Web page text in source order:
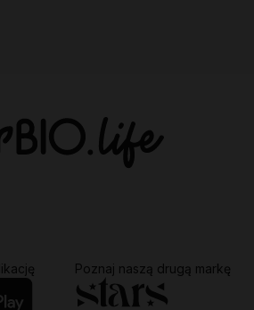
Poznaj naszą drugą markę